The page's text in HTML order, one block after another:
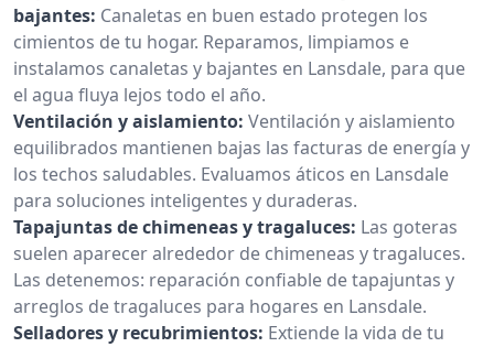
bajantes: Canaletas en buen estado protegen los
cimientos de tu hogar. Reparamos, limpiamos e
instalamos canaletas y bajantes en Lansdale, para que
el agua fluya lejos todo el año.
Ventilación y aislamiento: Ventilación y aislamiento
equilibrados mantienen bajas las facturas de energía y
los techos saludables. Evaluamos áticos en Lansdale
para soluciones inteligentes y duraderas.
Tapajuntas de chimeneas y tragaluces: Las goteras
suelen aparecer alrededor de chimeneas y tragaluces.
Las detenemos: reparación confiable de tapajuntas y
arreglos de tragaluces para hogares en Lansdale.
Selladores y recubrimientos: Extiende la vida de tu